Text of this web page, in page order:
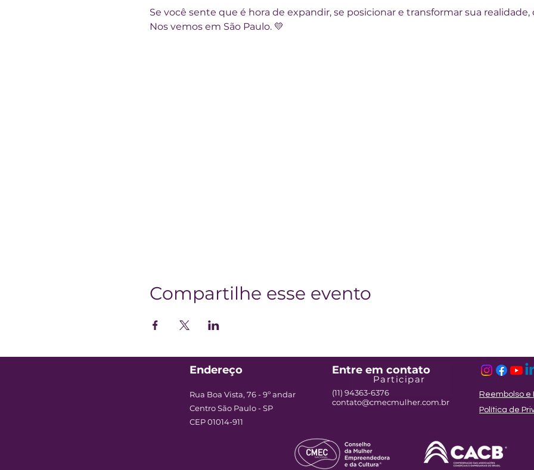
Se você sente que é hora de expandir, se posicionar e transformar sua realidade,
Nos vemos em São Paulo. 💛
Compartilhe esse evento
Participar
Endereço Entre em contato
Rua Boa Vista, 76 - 9º andar
Centro São Paulo - SP
CEP 01014-911
(11) 94363-6376
contato@cmecmulher.com.br
Reembolso e
Política de